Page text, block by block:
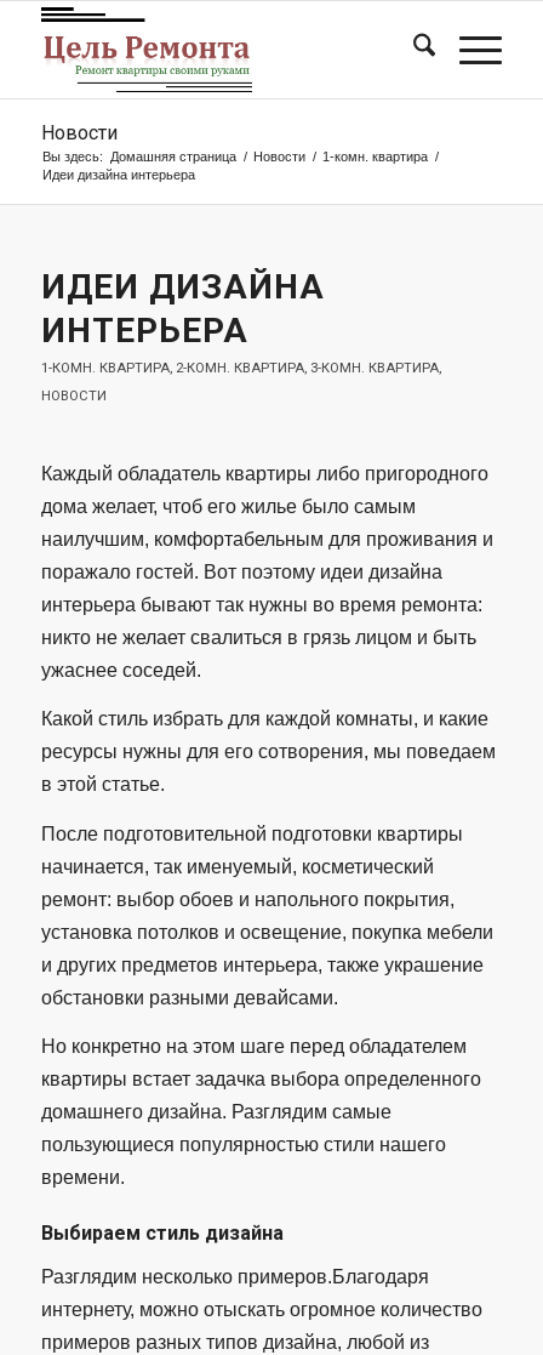
Новости
Вы здесь: Домашняя страница / Новости / 1-комн. квартира /
Идеи дизайна интерьера
ИДЕИ ДИЗАЙНА
ИНТЕРЬЕРА
1-КОМН. КВАРТИРА, 2-КОМН. КВАРТИРА, 3-КОМН. КВАРТИРА,
НОВОСТИ
Каждый обладатель квартиры либо пригородного
дома желает, чтоб его жилье было самым
наилучшим, комфортабельным для проживания и
поражало гостей. Вот поэтому идеи дизайна
интерьера бывают так нужны во время ремонта:
никто не желает свалиться в грязь лицом и быть
ужаснее соседей.
Какой стиль избрать для каждой комнаты, и какие
ресурсы нужны для его сотворения, мы поведаем
в этой статье.
После подготовительной подготовки квартиры
начинается, так именуемый, косметический
ремонт: выбор обоев и напольного покрытия,
установка потолков и освещение, покупка мебели
и других предметов интерьера, также украшение
обстановки разными девайсами.
Но конкретно на этом шаге перед обладателем
квартиры встает задачка выбора определенного
домашнего дизайна. Разглядим самые
пользующиеся популярностью стили нашего
времени.
Выбираем стиль дизайна
Разглядим несколько примеров.Благодаря
интернету, можно отыскать огромное количество
примеров разных типов дизайна, любой из